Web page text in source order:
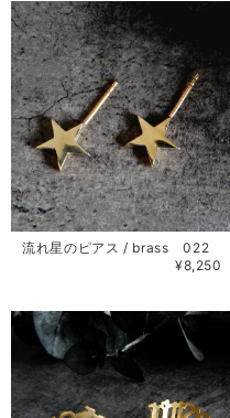
流れ星のピアス / brass 022
¥8,250